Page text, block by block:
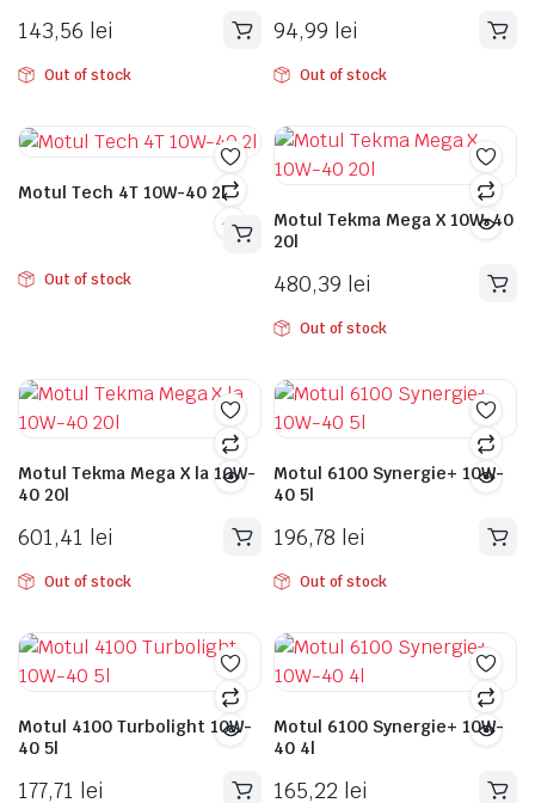
143,56 lei
Out of stock
94,99 lei
Out of stock
Motul Tech 4T 10W-40 2l
Out of stock
Motul Tekma Mega X 10W-40
20l
480,39 lei
Out of stock
Motul Tekma Mega X la 10W-
40 20l
601,41 lei
Out of stock
Motul 6100 Synergie+ 10W-
40 5l
196,78 lei
Out of stock
Motul 4100 Turbolight 10W-
40 5l
177,71 lei
Motul 6100 Synergie+ 10W-
40 4l
165,22 lei